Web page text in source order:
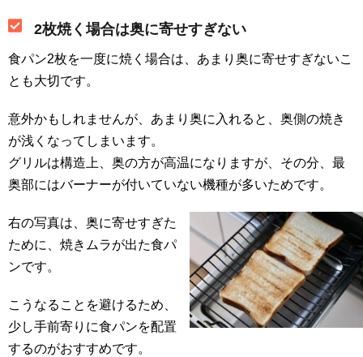
2枚焼く場合は奥に寄せすぎない
食パン2枚を一度に焼く場合は、あまり奥に寄せすぎないこ
とも大切です。
意外かもしれませんが、あまり奥に入れると、奥側の焼き
が浅くなってしまいます。
グリルは構造上、奥の方が高温になりますが、その分、最
奥部にはバーナーが付いていない機種が多いためです。
右の写真は、奥に寄せすぎた
ために、焼きムラが出た食パ
ンです。
こうなることを避けるため、
少し手前寄りに食パンを配置
するのがおすすめです。